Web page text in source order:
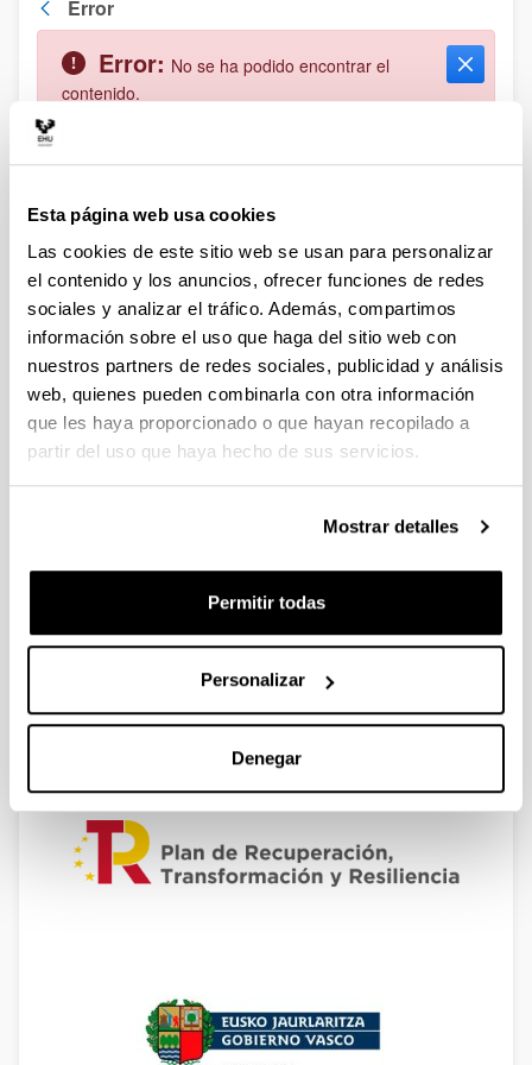
Esta página web usa cookies
Las cookies de este sitio web se usan para personalizar
el contenido y los anuncios, ofrecer funciones de redes
sociales y analizar el tráfico. Además, compartimos
información sobre el uso que haga del sitio web con
nuestros partners de redes sociales, publicidad y análisis
web, quienes pueden combinarla con otra información
que les haya proporcionado o que hayan recopilado a
partir del uso que haya hecho de sus servicios.
Mostrar detalles
Permitir todas
Personalizar
Denegar
Atrás
Error
Cerrar
Error: No se ha podido encontrar el
contenido.
Actividades cofinanciadas por: